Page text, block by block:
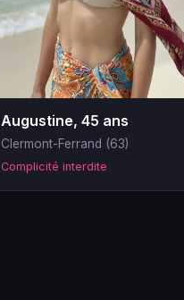
Augustine, 45 ans
Clermont-Ferrand (63)
Complicité interdite